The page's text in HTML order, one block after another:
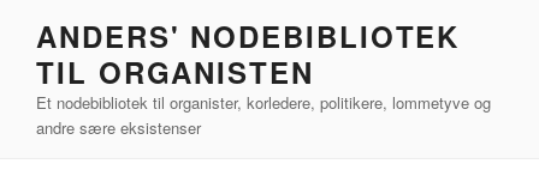
indhold
ANDERS' NODEBIBLIOTEK
TIL ORGANISTEN
Et nodebibliotek til organister, korledere, politikere, lommetyve og
andre sære eksistenser